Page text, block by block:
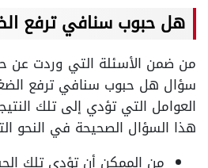
هل حبوب سنافي ترفع
من ضمن الأسئلة التي وردت عن
سؤال هل حبوب سنافي ترفع
العوامل التي تؤدي إلى تلك
هذا السؤال الصحيحة في النحو
من الممكن أن تؤدي تلك